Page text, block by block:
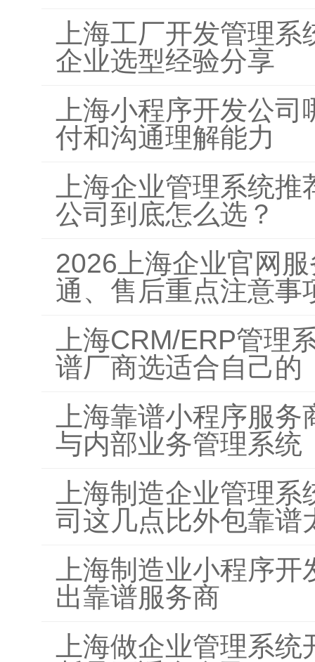
上海工厂开发管理
企业选型经验分享
上海小程序开发公
付和沟通理解能力
上海企业管理系统
公司到底怎么选？
2026上海企业官网
通、售后重点注意事
上海CRM/ERP管理
谱厂商选适合自己的
上海靠谱小程序服
与内部业务管理系统
上海制造企业管理
司这几点比外包靠谱
上海制造业小程序
出靠谱服务商
上海做企业管理系